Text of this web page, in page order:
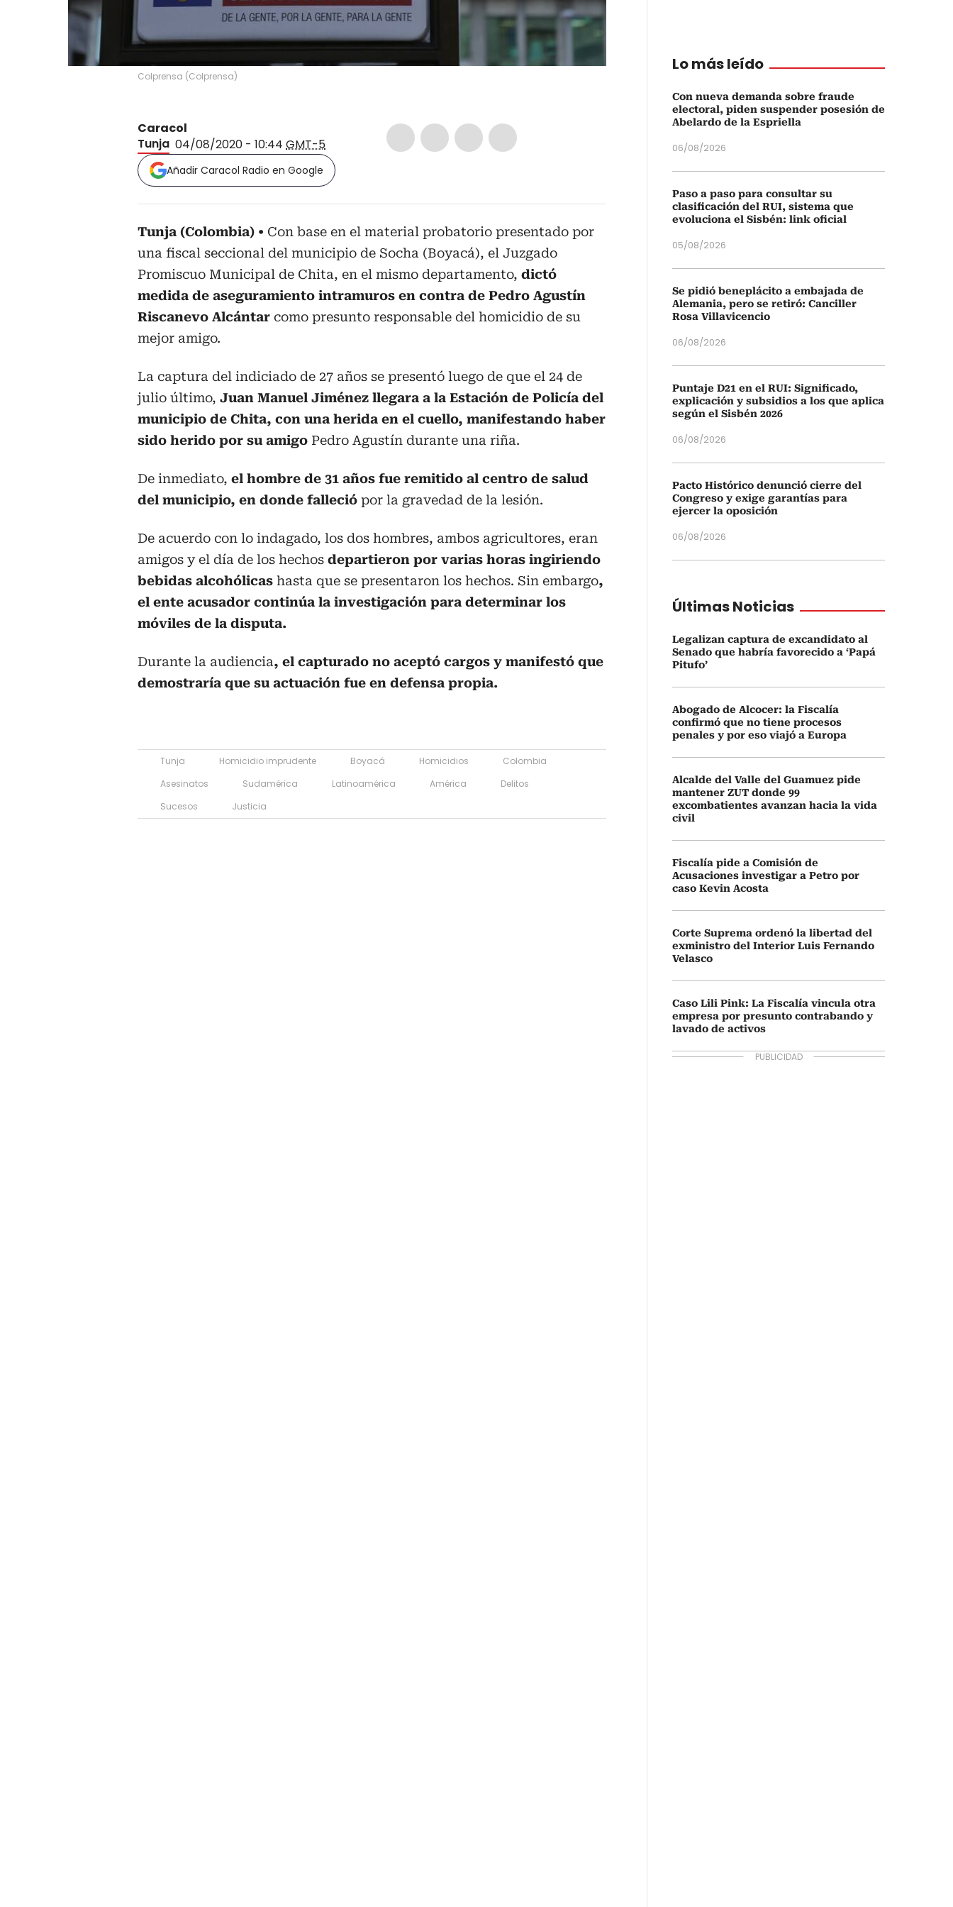
Colprensa (Colprensa)
Caracol
Tunja 04/08/2020 - 10:44 GMT-5
Añadir Caracol Radio en Google
Tunja (Colombia)
Con base en el material probatorio presentado por
una fiscal seccional del municipio de Socha (Boyacá), el Juzgado
Promiscuo Municipal de Chita, en el mismo departamento, dictó
medida de aseguramiento intramuros en contra de Pedro Agustín
Riscanevo Alcántar como presunto responsable del homicidio de su
mejor amigo.
La captura del indiciado de 27 años se presentó luego de que el 24 de
julio último, Juan Manuel Jiménez llegara a la Estación de Policía del
municipio de Chita, con una herida en el cuello, manifestando haber
sido herido por su amigo Pedro Agustín durante una riña.
De inmediato, el hombre de 31 años fue remitido al centro de salud
del municipio, en donde falleció por la gravedad de la lesión.
De acuerdo con lo indagado, los dos hombres, ambos agricultores, eran
amigos y el día de los hechos departieron por varias horas ingiriendo
bebidas alcohólicas hasta que se presentaron los hechos. Sin embargo,
el ente acusador continúa la investigación para determinar los
móviles de la disputa.
Durante la audiencia, el capturado no aceptó cargos y manifestó que
demostraría que su actuación fue en defensa propia.
Tunja Homicidio imprudente Boyacá Homicidios
Colombia
Asesinatos
Sudamérica Latinoamérica América
Delitos
Sucesos
Justicia
Lo más leído
Con nueva demanda sobre fraude
electoral, piden suspender posesión de
Abelardo de la Espriella
06/08/2026
Paso a paso para consultar su
clasificación del RUI, sistema que
evoluciona el Sisbén: link oficial
05/08/2026
Se pidió beneplácito a embajada de
Alemania, pero se retiró: Canciller
Rosa Villavicencio
06/08/2026
Puntaje D21 en el RUI: Significado,
explicación y subsidios a los que aplica
según el Sisbén 2026
06/08/2026
Pacto Histórico denunció cierre del
Congreso y exige garantías para
ejercer la oposición
06/08/2026
Últimas Noticias
Legalizan captura de excandidato al
Senado que habría favorecido a ‘Papá
Pitufo’
Abogado de Alcocer: la Fiscalía
confirmó que no tiene procesos
penales y por eso viajó a Europa
Alcalde del Valle del Guamuez pide
mantener ZUT donde 99
excombatientes avanzan hacia la vida
civil
Fiscalía pide a Comisión de
Acusaciones investigar a Petro por
caso Kevin Acosta
Corte Suprema ordenó la libertad del
exministro del Interior Luis Fernando
Velasco
Caso Lili Pink: La Fiscalía vincula otra
empresa por presunto contrabando y
lavado de activos